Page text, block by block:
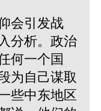
会引发战
分析。政治
何一个国
为自己谋取
些中东地区